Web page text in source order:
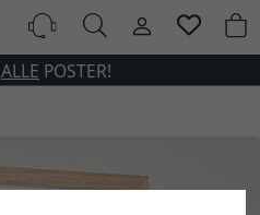
ALLE POSTER!